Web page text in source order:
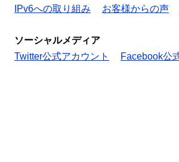
IPv6への取り組み
お客様からの声
ソーシャルメディア
Twitter公式アカウント
Facebook公